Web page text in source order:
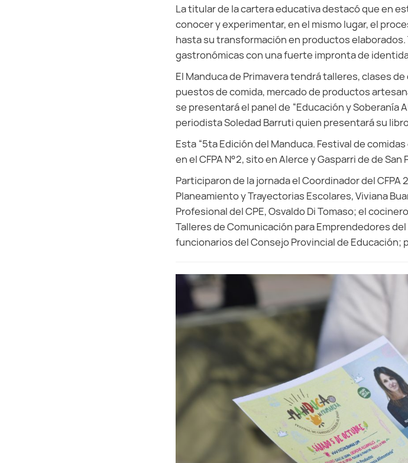
La titular de la cartera educativa destacó que en
conocer y experimentar, en el mismo lugar, el
hasta su transformación en productos
gastronómicas con una fuerte impronta de
El Manduca de Primavera tendrá talleres, clases
puestos de comida, mercado de productos
se presentará el panel de “Educación y Soberanía
periodista Soledad Barruti quien presentará su libro
Esta “5ta Edición del Manduca. Festival de comidas
en el CFPA N°2, sito en Alerce y Gasparri de de
Participaron de la jornada el Coordinador del CFPA
Planeamiento y Trayectorias Escolares, Viviana
Profesional del CPE, Osvaldo Di Tomaso; el
Talleres de Comunicación para Emprendedores
funcionarios del Consejo Provincial de